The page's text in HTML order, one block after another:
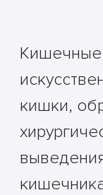
Кишечные
кишки,